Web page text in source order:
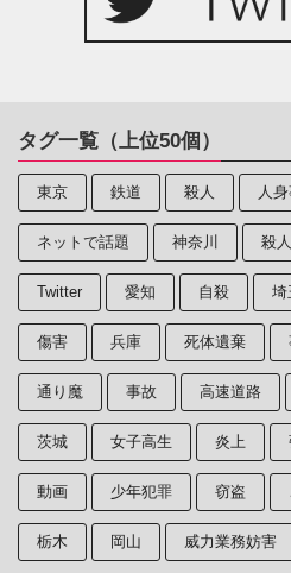
タグ一覧（上位50個）
東京 鉄道 殺人 人
ネットで話題 神奈川 殺
Twitter 愛知 自殺 埼
傷害 兵庫 死体遺棄
通り魔 事故 高速道路
茨城 女子高生 炎上
動画 少年犯罪 窃盗
栃木 岡山 威力業務妨害